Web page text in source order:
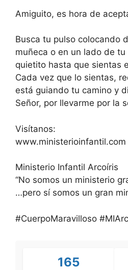
Amiguito, es hora de
Busca tu pulso colocando
muñeca o en un lado de
quietito hasta que sientas
Cada vez que lo sientas,
está guiando tu camino y
Señor, por llevarme por la
Visítanos:
www.ministerioinfantil.com
Ministerio Infantil Arcoíris
“No somos un ministerio
…pero sí somos un gran
#CuerpoMaravilloso
165